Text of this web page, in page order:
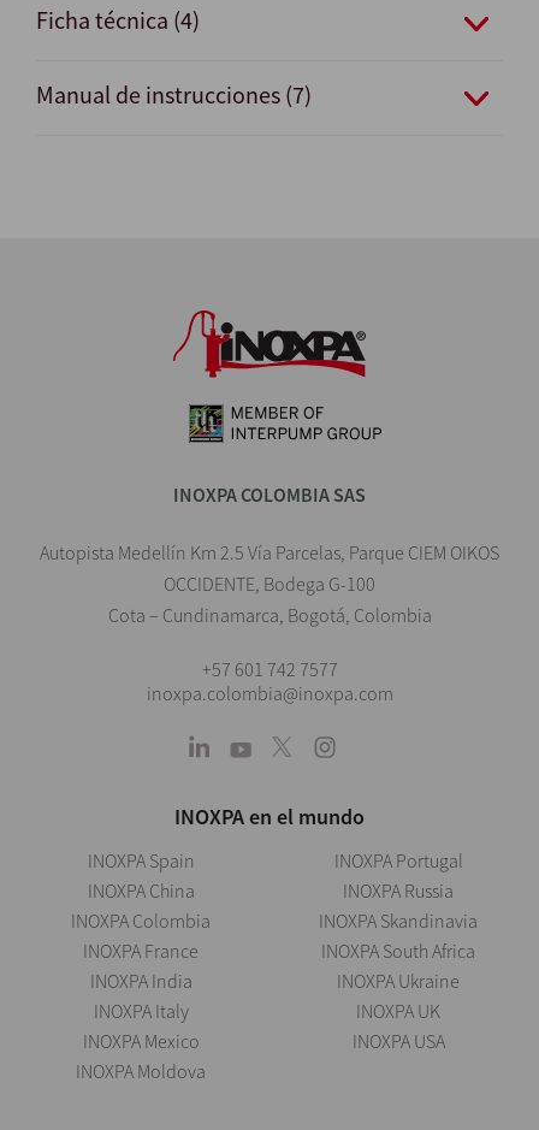
Ficha técnica (4)
Manual de instrucciones (7)
INOXPA COLOMBIA SAS
Autopista Medellín Km 2.5 Vía Parcelas, Parque CIEM OIKOS
OCCIDENTE, Bodega G-100
Cota – Cundinamarca, Bogotá, Colombia
+57 601 742 7577
inoxpa.colombia@inoxpa.com
INOXPA en el mundo
INOXPA Spain
INOXPA China
INOXPA Colombia
INOXPA France
INOXPA India
INOXPA Italy
INOXPA Mexico
INOXPA Moldova
INOXPA Portugal
INOXPA Russia
INOXPA Skandinavia
INOXPA South Africa
INOXPA Ukraine
INOXPA UK
INOXPA USA